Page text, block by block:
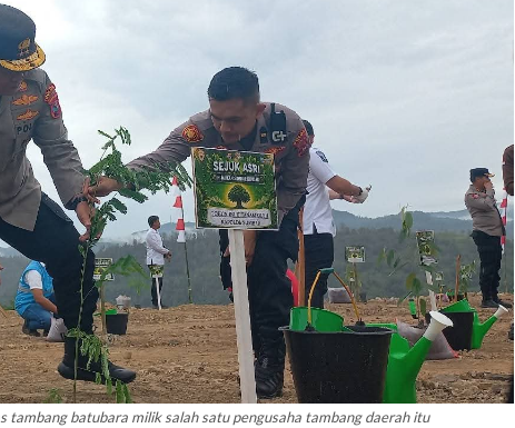
tambang batubara milik salah satu pengusaha tambang daerah itu